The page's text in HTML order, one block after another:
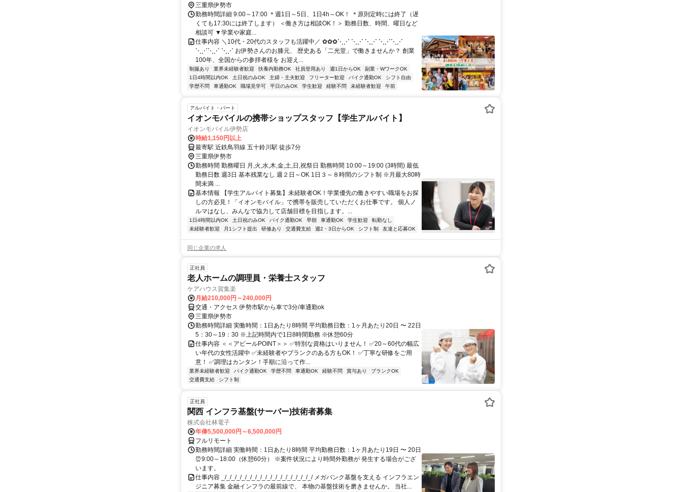
三重県伊勢市
勤務時間詳細 9:00～17:00 ＊週1日～5日、1日4h～OK！ ＊原則定時には終了（遅
くても17:30には終了します） ＜働き方は相談OK！＞ 勤務日数、時間、曜日など
相談可 ▼学業や家庭...
仕事内容 ＼10代・20代のスタッフも活躍中／ ✿✿✿⋱⋰ ⋱⋰ ⋱⋰ ⋱⋰⋱⋰
⋱⋰⋱⋰ ⋱⋰ お伊勢さんのお膝元、 歴史ある「二光堂」で働きませんか？ 創業
100年、全国からの参拝者様を お迎え...
制服あり 業界未経験者歓迎 扶養内勤務OK 社員登用あり 週1日からOK
副業・WワークOK
1日4時間以内OK
土日祝のみOK 主婦・主夫歓迎 フリーター歓迎 バイク通勤OK
シフト自由
学歴不問
車通勤OK 職場見学可 平日のみOK 学生歓迎 経験不問 未経験者歓迎 午前
アルバイト・パート
イオンモバイルの携帯ショップスタッフ【学生アルバイト】
イオンモバイル伊勢店
時給1,150円以上
最寄駅 近鉄鳥羽線 五十鈴川駅 徒歩7分
三重県伊勢市
勤務時間 勤務曜日 月,火,水,木,金,土,日,祝祭日 勤務時間 10:00～19:00 (3時間) 最低
勤務日数 週3日 基本残業なし 週２日～OK 1日３～８時間のシフト制 ※月最大80時
間未満 ...
基本情報 【学生アルバイト募集】未経験者OK！学業優先の働きやすい職場をお探
しの方必見！「イオンモバイル」で携帯を販売していただくお仕事です。 個人ノ
ルマはなし、みんなで協力して店舗目標を目指します。...
1日4時間以内OK 土日祝のみOK バイク通勤OK 早朝 車通勤OK 学生歓迎
転勤なし
未経験者歓迎
月1シフト提出 研修あり 交通費支給 週2・3日からOK シフト制 友達と応募OK
同じ企業の求人
正社員
老人ホームの調理員・栄養士スタッフ
ケアハウス賀集楽
月給210,000円～240,000円
交通・アクセス 伊勢市駅から車で3分/車通勤ok
三重県伊勢市
勤務時間詳細 実働時間：1日あたり8時間 平均勤務日数：1ヶ月あたり20日 〜 22日
5：30～19：30 ※上記時間内で1日8時間勤務 ※休憩60分
仕事内容 ＜＜アピールPOINT＞＞ ✅特別な資格はいりません！ ✅20～60代の幅広
い年代の女性活躍中 ✅未経験者やブランクのある方もOK！ ✅丁寧な研修をご用
意！ ✅調理はカンタン！手順に沿って作...
業界未経験者歓迎 バイク通勤OK 学歴不問 車通勤OK 経験不問 賞与あり
ブランクOK
交通費支給
シフト制
正社員
関西 インフラ基盤(サーバー)技術者募集
株式会社林電子
年俸5,500,000円～6,500,000円
フルリモート
勤務時間詳細 実働時間：1日あたり8時間 平均勤務日数：1ヶ月あたり19日 〜 20日
⏰9:00～18:00（休憩60分） ※案件状況により時間外勤務が 発生する場合がござ
います。
仕事内容 _/_/_/_/_/_/_/_/_/_/_/_/_/_/_/_/_/_/ メガバンク基盤を支える インフラエン
ジニア募集 金融インフラの最前線で、 本物の基盤技術を磨きませんか。 当社...